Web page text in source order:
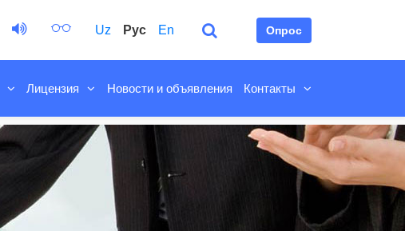
Uz Рус En Опрос
Лицензия Новости и объявления Контакты